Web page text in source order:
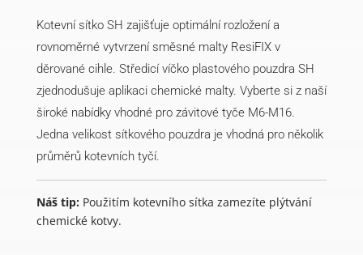
Kotevní sítko SH zajišťuje optimální rozložení a
rovnoměrné vytvrzení směsné malty ResiFIX v
děrované cihle. Středicí víčko plastového pouzdra SH
zjednodušuje aplikaci chemické malty. Vyberte si z naší
široké nabídky vhodné pro závitové tyče M6-M16.
Jedna velikost sítkového pouzdra je vhodná pro několik
průměrů kotevních tyčí.
Náš tip:Použitím kotevního sítka zamezíte plýtvání
chemické kotvy.